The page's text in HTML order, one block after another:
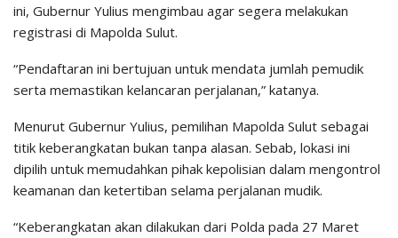
ini, Gubernur Yulius mengimbau agar segera melakukan
registrasi di Mapolda Sulut.
“Pendaftaran ini bertujuan untuk mendata jumlah pemudik
serta memastikan kelancaran perjalanan,” katanya.
Menurut Gubernur Yulius, pemilihan Mapolda Sulut sebagai
titik keberangkatan bukan tanpa alasan. Sebab, lokasi ini
dipilih untuk memudahkan pihak kepolisian dalam mengontrol
keamanan dan ketertiban selama perjalanan mudik.
“Keberangkatan akan dilakukan dari Polda pada 27 Maret